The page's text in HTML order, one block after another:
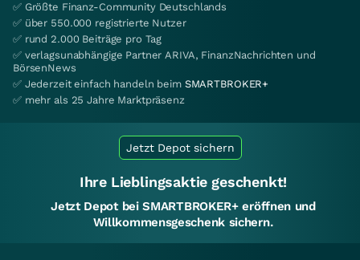
✅ Größte Finanz-Community Deutschlands
✅ über 550.000 registrierte Nutzer
✅ rund 2.000 Beiträge pro Tag
✅ verlagsunabhängige Partner ARIVA, FinanzNachrichten und
BörsenNews
✅ Jederzeit einfach handeln beim SMARTBROKER+
✅ mehr als 25 Jahre Marktpräsenz
Jetzt Depot sichern
Ihre Lieblingsaktie geschenkt!
Jetzt Depot bei SMARTBROKER+ eröffnen und
Willkommensgeschenk sichern.